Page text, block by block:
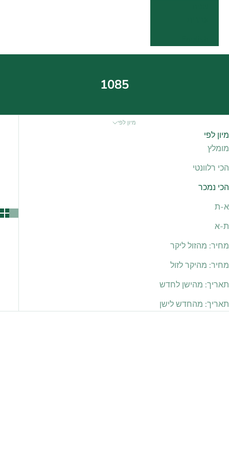
1085
מיון לפי
מיון לפי
מומלץ
הכי רלוונטי
הכי נמכר
א-ת
ת-א
מחיר: מהזול ליקר
מחיר: מהיקר לזול
תאריך: מהישן לחדש
תאריך: מהחדש לישן